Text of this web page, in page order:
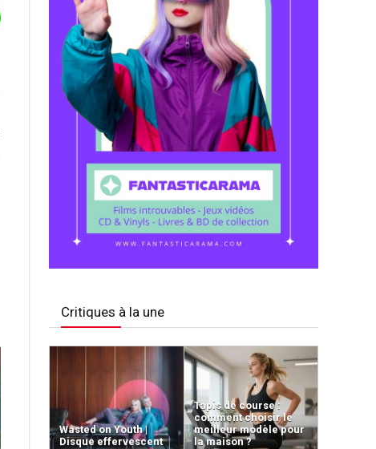
Critiques à la une
Wasted on Youth |
Disque effervescent
Tapis de course :
comment choisir le
meilleur modèle pour
la maison ?